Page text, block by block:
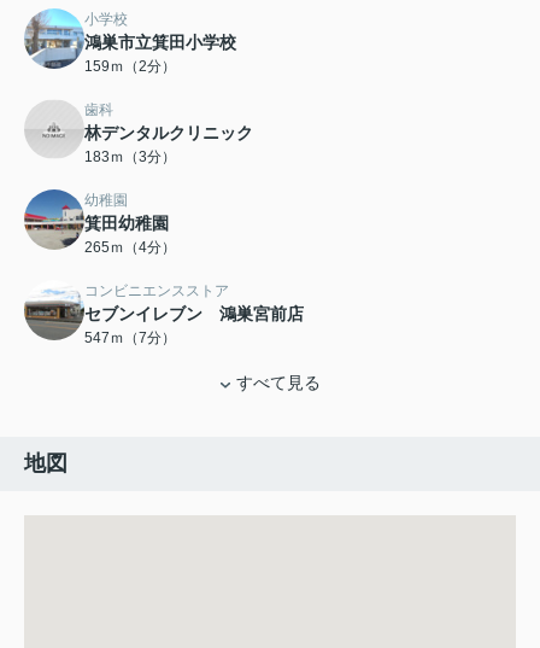
小学校
鴻巣市立箕田小学校
159ｍ（2分）
歯科
林デンタルクリニック
183ｍ（3分）
幼稚園
箕田幼稚園
265ｍ（4分）
コンビニエンスストア
セブンイレブン 鴻巣宮前店
547ｍ（7分）
すべて見る
地図